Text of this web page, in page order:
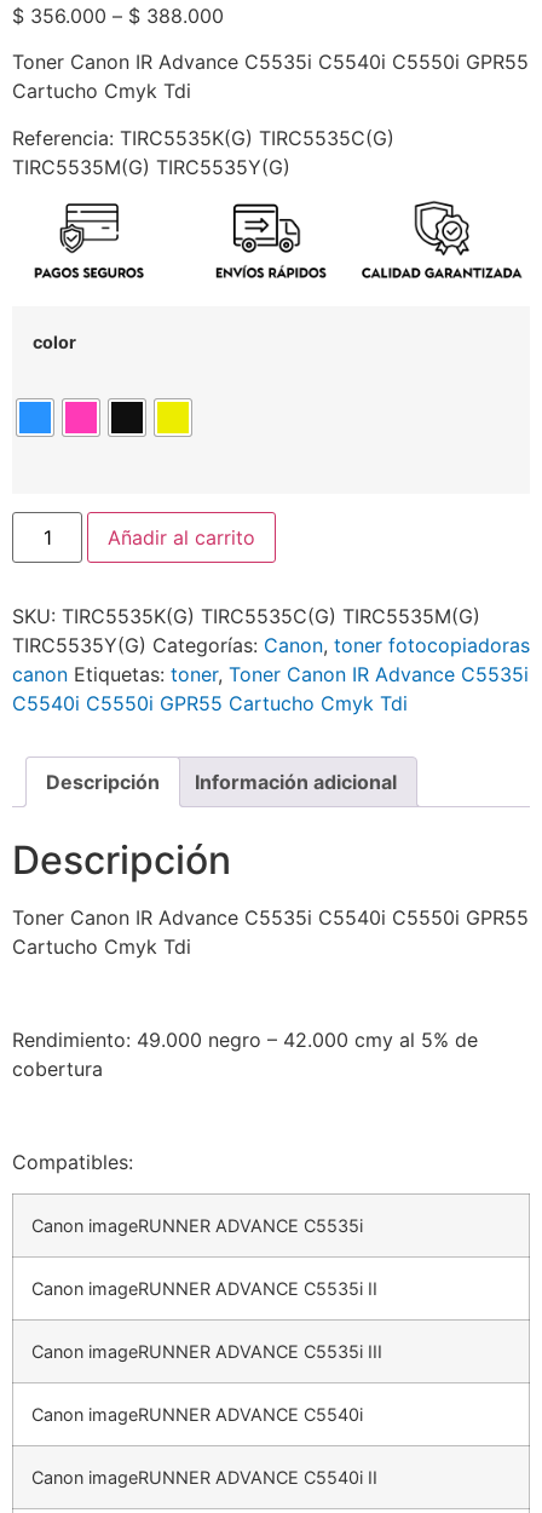
$ 356.000 – $ 388.000
Toner Canon IR Advance C5535i C5540i C5550i GPR55
Cartucho Cmyk Tdi
Referencia: TIRC5535K(G) TIRC5535C(G)
TIRC5535M(G) TIRC5535Y(G)
color
Añadir al carrito
SKU: TIRC5535K(G) TIRC5535C(G) TIRC5535M(G)
TIRC5535Y(G) Categorías: Canon, toner fotocopiadoras
canon Etiquetas: toner, Toner Canon IR Advance C5535i
C5540i C5550i GPR55 Cartucho Cmyk Tdi
Descripción Información adicional
Descripción
Toner Canon IR Advance C5535i C5540i C5550i GPR55
Cartucho Cmyk Tdi
Rendimiento: 49.000 negro – 42.000 cmy al 5% de
cobertura
Compatibles:
Canon imageRUNNER ADVANCE C5535i
Canon imageRUNNER ADVANCE C5535i II
Canon imageRUNNER ADVANCE C5535i III
Canon imageRUNNER ADVANCE C5540i
Canon imageRUNNER ADVANCE C5540i II